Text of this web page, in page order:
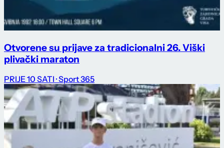
Otvorene su prijave za tradicionalni 26. Viški
plivački maraton
PRIJE 10 SATI · Sport 365